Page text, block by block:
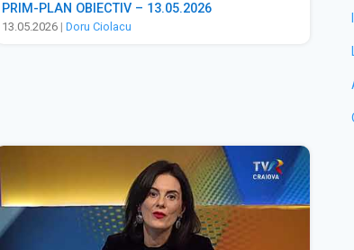
PRIM-PLAN OBIECTIV – 13.05.2026
13.05.2026 | Doru Ciolacu